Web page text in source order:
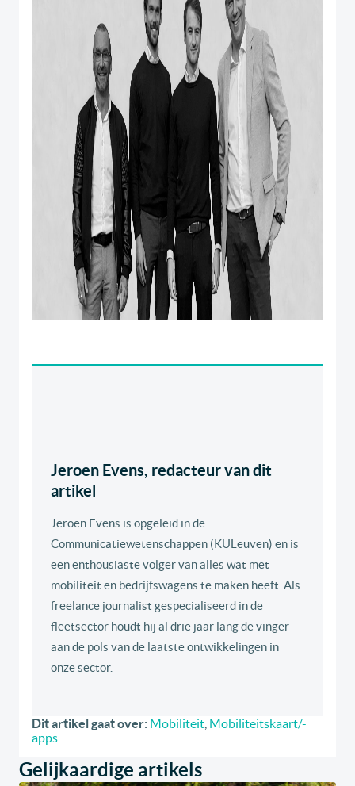
Jeroen Evens, redacteur van dit
artikel
Jeroen Evens is opgeleid in de
Communicatiewetenschappen (KULeuven) en is
een enthousiaste volger van alles wat met
mobiliteit en bedrijfswagens te maken heeft. Als
freelance journalist gespecialiseerd in de
fleetsector houdt hij al drie jaar lang de vinger
aan de pols van de laatste ontwikkelingen in
onze sector.
Dit artikel gaat over: Mobiliteit Mobiliteitskaart/-
apps
Gelijkaardige artikels